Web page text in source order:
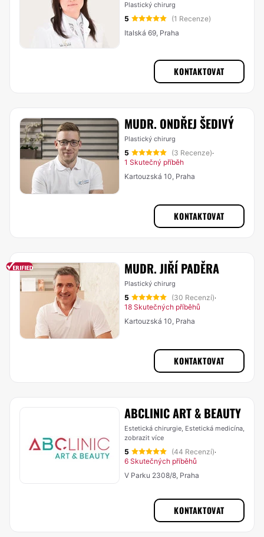
Plastický chirurg
5
(1 Recenze)
Italská 69, Praha
KONTAKTOVAT
MUDR. ONDŘEJ ŠEDIVÝ
Plastický chirurg
5 (3 Recenze)·
1 Skutečný příběh
Kartouzská 10, Praha
KONTAKTOVAT
MUDR. JIŘÍ PADĚRA
Plastický chirurg
5 (30 Recenzí)·
18 Skutečných příběhů
Kartouzská 10, Praha
KONTAKTOVAT
ABCLINIC ART & BEAUTY
Estetická chirurgie, Estetická medicína,
zobrazit více
5 (44 Recenzí)·
6 Skutečných příběhů
V Parku 2308/8, Praha
KONTAKTOVAT